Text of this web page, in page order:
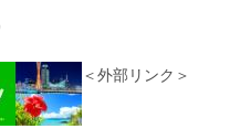
＜外部リンク＞